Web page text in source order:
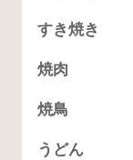
すき焼き
焼肉
焼鳥
うどん